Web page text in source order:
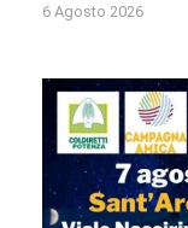
6 Agosto 2026